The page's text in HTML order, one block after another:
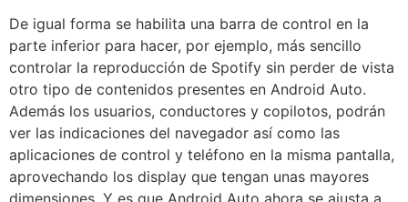
De igual forma se habilita una barra de control en la
parte inferior para hacer, por ejemplo, más sencillo
controlar la reproducción de Spotify sin perder de vista
otro tipo de contenidos presentes en Android Auto.
Además los usuarios, conductores y copilotos, podrán
ver las indicaciones del navegador así como las
aplicaciones de control y teléfono en la misma pantalla,
aprovechando los display que tengan unas mayores